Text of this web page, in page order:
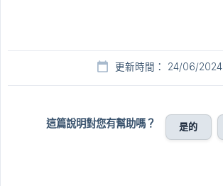
更新時間： 24/06/2024
這篇說明對您有幫助嗎？ 是的